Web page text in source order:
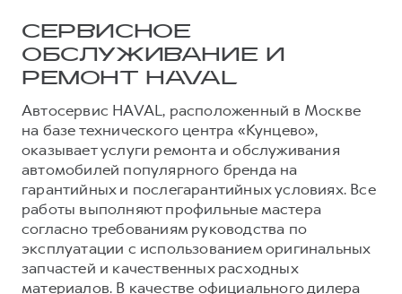
СЕРВИСНОЕ
ОБСЛУЖИВАНИЕ И
РЕМОНТ HAVAL
Автосервис HAVAL, расположенный в Москве
на базе технического центра «Кунцево»,
оказывает услуги ремонта и обслуживания
автомобилей популярного бренда на
гарантийных и послегарантийных условиях. Все
работы выполняют профильные мастера
согласно требованиям руководства по
эксплуатации с использованием оригинальных
запчастей и качественных расходных
материалов. В качестве официального дилера